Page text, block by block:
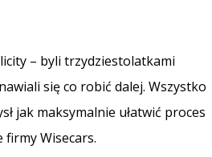
– byli trzydziestolatkami
się co robić dalej. Wszystko
jak maksymalnie ułatwić proces
firmy Wisecars.